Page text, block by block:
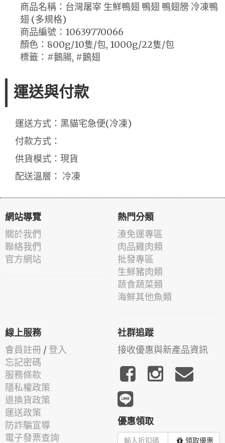
商品名稱：台灣屠宰 生鮮鴨翅 鴨翅 鴨翅膀 冷凍鴨
翅 (多規格)
商品編號：10639770066
顏色：800g/10隻/包, 1000g/22隻/包
標籤：#鵝腸, #鵝翅
運送與付款
運送方式：黑貓宅急便(冷凍)
付款方式：
供貨模式：現貨
配送溫層： 冷凍
網站導覽
關於我們
聯絡我們
官方網站
熱門分類
湊免運專區
肉品雞肉類
批發專區
生鮮豬肉類
蔬食蔬菜類
海鮮其他魚類
線上服務
會員註冊 / 登入
忘記密碼
服務條款
隱私權政策
退換貨政策
運送政策
防詐騙宣導
電子發票查詢
社群追蹤
接收優惠與新產品資訊
優惠領取
領取優惠